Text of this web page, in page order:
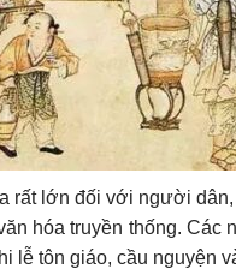
rất lớn đối với người
hóa truyền thống.
lễ tôn giáo, cầu nguyện